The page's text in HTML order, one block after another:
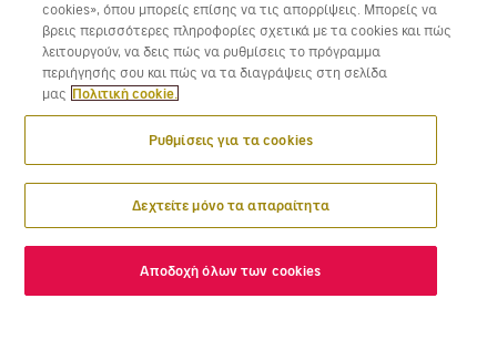
cookies», όπου μπορείς επίσης να τις απορρίψεις. Μπορείς να
βρεις περισσότερες πληροφορίες σχετικά με τα cookies και πώς
λειτουργούν, να δεις πώς να ρυθμίσεις το πρόγραμμα
περιήγησής σου και πώς να τα διαγράψεις στη σελίδα
μας Πολιτική cookie.
Ρυθμίσεις για τα cookies
Δεχτείτε μόνο τα απαραίτητα
Αποδοχή όλων των cookies